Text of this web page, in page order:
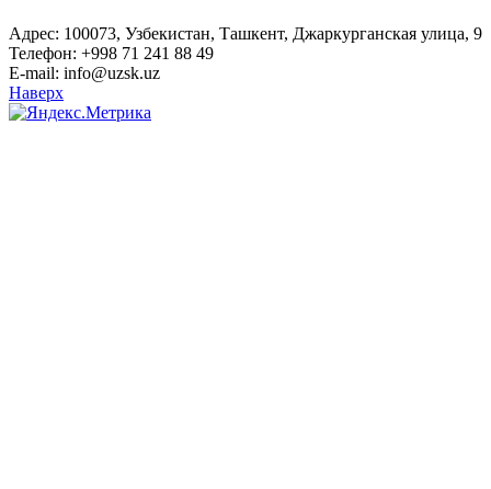
Адрес: 100073, Узбекистан, Ташкент, Джаркурганская улица, 9
Телефон: +998 71 241 88 49
E-mail: info@uzsk.uz
Наверх